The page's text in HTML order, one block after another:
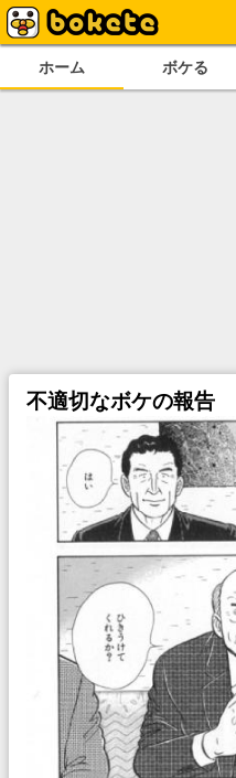
ホーム ボケる
不適切なボケの報告